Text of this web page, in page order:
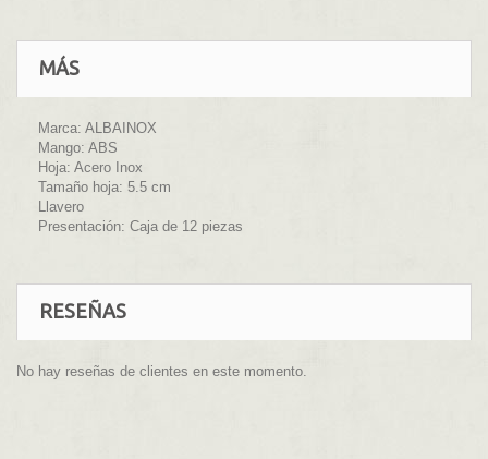
MÁS
Marca: ALBAINOX
Mango: ABS
Hoja: Acero Inox
Tamaño hoja: 5.5 cm
Llavero
Presentación: Caja de 12 piezas
RESEÑAS
No hay reseñas de clientes en este momento.